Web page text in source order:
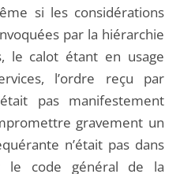
si les considérations
par la hiérarchie
le calot étant en usage
l’ordre reçu par
pas manifestement
gravement un
n’était pas dans
le code général de la